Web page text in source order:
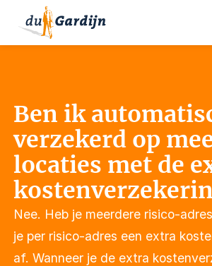
Ben ik
verzekerd op
locaties met de
Nee. Heb je meerdere risico-
je per risico-adres een extra
af. Wanneer je de extra